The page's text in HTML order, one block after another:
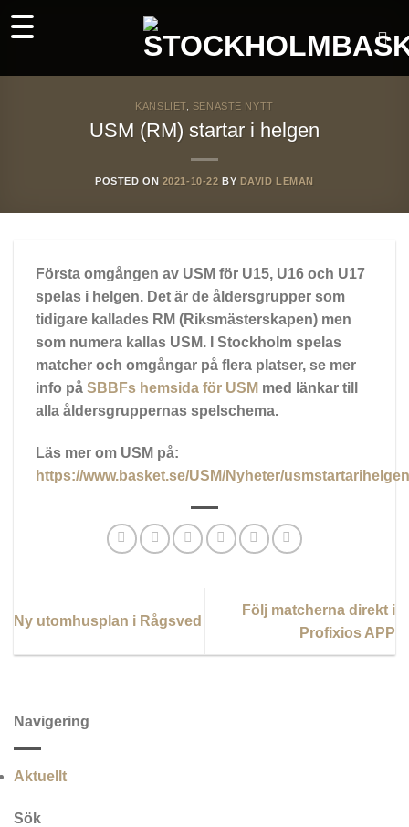
to
KANSLIET, SENASTE NYTT
USM (RM) startar i helgen
POSTED ON 2021-10-22 BY DAVID LEMAN
Första omgången av USM för U15, U16 och U17
spelas i helgen. Det är de åldersgrupper som
tidigare kallades RM (Riksmästerskapen) men
som numera kallas USM. I Stockholm spelas
matcher och omgångar på flera platser, se mer
info på SBBFs hemsida för USM med länkar till
alla åldersgruppernas spelschema.
Läs mer om USM på:
https://www.basket.se/USM/Nyheter/usmstartarihelgen
Ny utomhusplan i Rågsved
Följ matcherna direkt i
Profixios APP
Navigering
Aktuellt
Sök